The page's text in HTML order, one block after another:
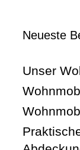
Neueste
Unser